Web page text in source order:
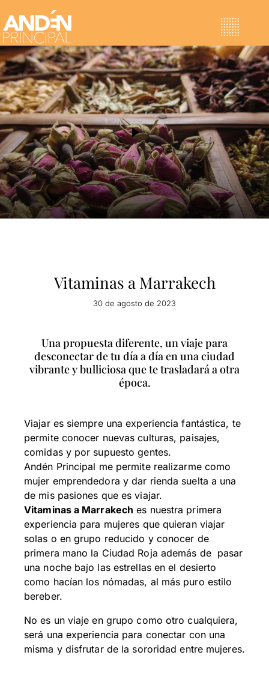
Vitaminas a Marrakech
30 de agosto de 2023
Una propuesta diferente, un viaje para
desconectar de tu día a día en una ciudad
vibrante y bulliciosa que te trasladará a otra
época.
Viajar es siempre una experiencia fantástica, te
permite conocer nuevas culturas, paisajes,
comidas y por supuesto gentes.
Andén Principal me permite realizarme como
mujer emprendedora y dar rienda suelta a una
de mis pasiones que es viajar.
Vitaminas a Marrakech es nuestra primera
experiencia para mujeres que quieran viajar
solas o en grupo reducido y conocer de
primera mano la Ciudad Roja además de pasar
una noche bajo las estrellas en el desierto
como hacían los nómadas, al más puro estilo
bereber.
No es un viaje en grupo como otro cualquiera,
será una experiencia para conectar con una
misma y disfrutar de la sororidad entre mujeres.
Proyectos
Ellas son Vitamina
Horizontes Sostenibles
Jornadas de Neuroliderazgo
Retiros Corporativos